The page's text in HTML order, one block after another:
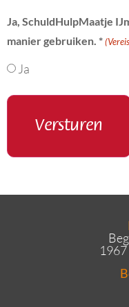
Ja, SchuldHulpMaatje
manier gebruiken. *
Ja